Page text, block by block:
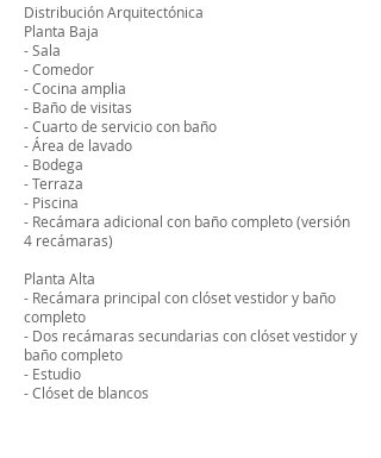
Distribución Arquitectónica
Planta Baja
- Sala
- Comedor
- Cocina amplia
- Baño de visitas
- Cuarto de servicio con baño
- Área de lavado
- Bodega
- Terraza
- Piscina
- Recámara adicional con baño completo (versión
4 recámaras)
Planta Alta
- Recámara principal con clóset vestidor y baño
completo
- Dos recámaras secundarias con clóset vestidor y
baño completo
- Estudio
- Clóset de blancos